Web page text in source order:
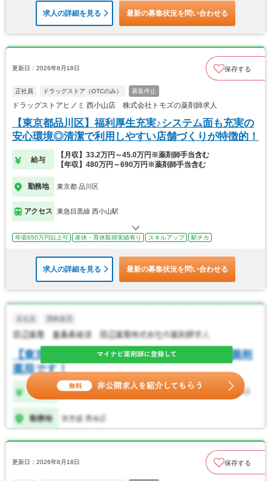
求人の詳細を見る 最新の募集状況を問い合わせる
更新日：2026年6月18日 保存する
正社員 ドラッグストア（OTCのみ） 募集停止
ドラッグストアヒノミ 西小山店 株式会社トモズの薬剤師求人
【東京都品川区】福利厚生充実♪システム面も充実の
安心環境◎清潔で利用しやすい店舗づくりが特徴的！
給与
【月収】33.2万円～45.0万円※薬剤師手当含む
【年収】480万円～690万円※薬剤師手当含む
勤務地 東京都 品川区
アクセス 東急目黒線 西小山駅
年収650万円以上可 産休・育休取得実績有り スキルアップ 駅チカ
求人の詳細を見る 最新の募集状況を問い合わせる
更新日：2026年6月18日 保存する